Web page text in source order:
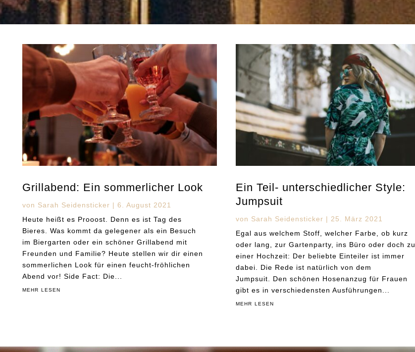
Grillabend: Ein sommerlicher Look
von Sarah Seidensticker | 6. August 2021
Heute heißt es Prooost. Denn es ist Tag des
Bieres. Was kommt da gelegener als ein Besuch
im Biergarten oder ein schöner Grillabend mit
Freunden und Familie? Heute stellen wir dir einen
sommerlichen Look für einen feucht-fröhlichen
Abend vor! Side Fact: Die...
mehr lesen
Ein Teil- unterschiedlicher Style:
Jumpsuit
von Sarah Seidensticker | 25. März 2021
Egal aus welchem Stoff, welcher Farbe, ob kurz
oder lang, zur Gartenparty, ins Büro oder doch zu
einer Hochzeit: Der beliebte Einteiler ist immer
dabei. Die Rede ist natürlich von dem
Jumpsuit. Den schönen Hosenanzug für Frauen
gibt es in verschiedensten Ausführungen...
mehr lesen